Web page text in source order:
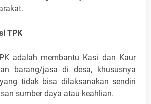
TPK
adalah membantu Kasi dan Kaur
barang/jasa di desa, khususnya
tidak bisa dilaksanakan sendiri
sumber daya atau keahlian.